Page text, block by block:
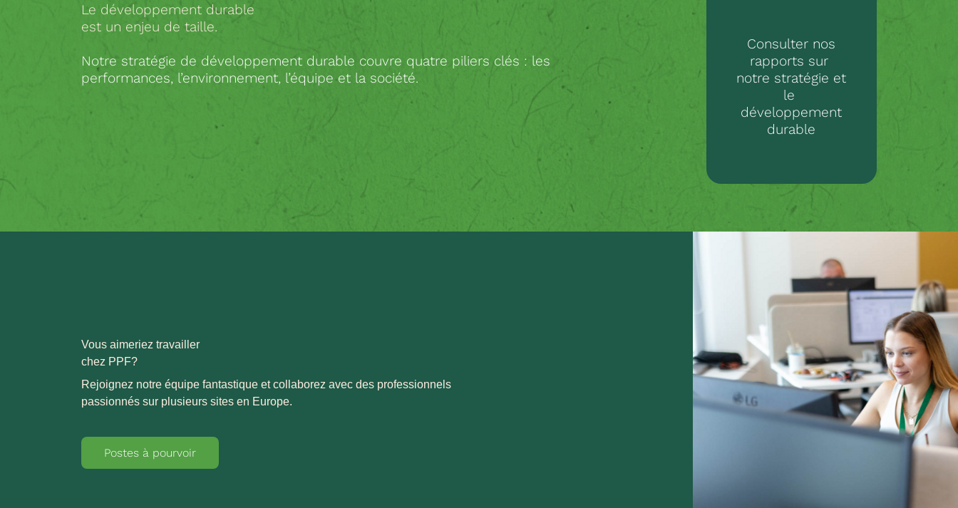
Le développement durable
est un enjeu de taille.
Notre stratégie de développement durable couvre quatre piliers clés : les
performances, l’environnement, l’équipe et la société.
Consulter nos
rapports sur
notre stratégie et
le
développement
durable
Vous aimeriez travailler
chez PPF?
Rejoignez notre équipe fantastique et collaborez avec des professionnels
passionnés sur plusieurs sites en Europe.
Postes à pourvoir